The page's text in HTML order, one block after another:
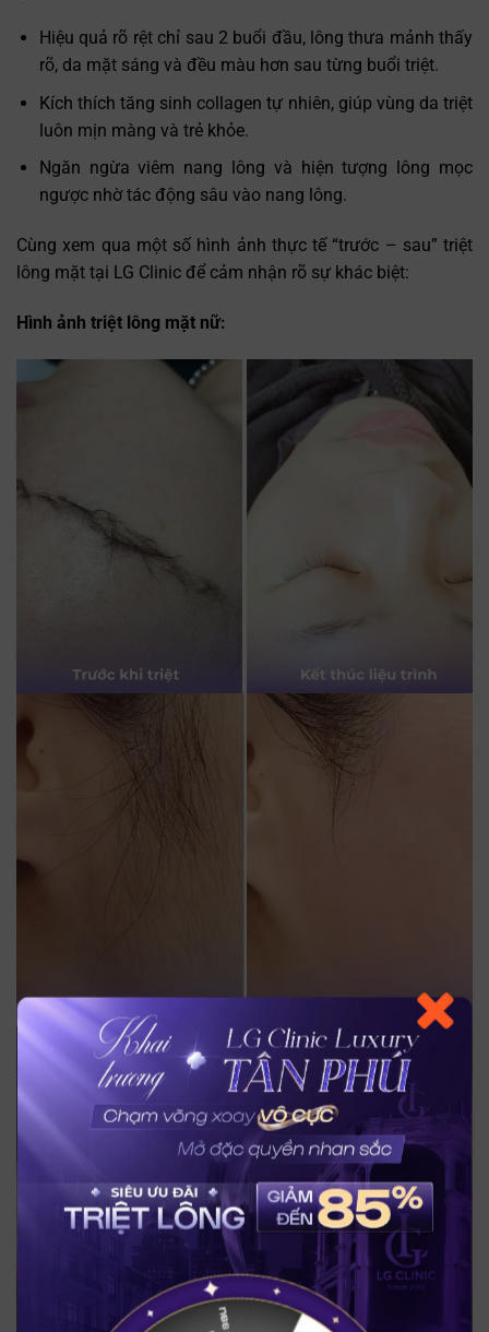
Hiệu quả rõ rệt chỉ sau 2 buổi đầu, lông thưa mảnh thấy
rõ, da mặt sáng và đều màu hơn sau từng buổi triệt.
Kích thích tăng sinh collagen tự nhiên, giúp vùng da triệt
luôn mịn màng và trẻ khỏe.
Ngăn ngừa viêm nang lông và hiện tượng lông mọc
ngược nhờ tác động sâu vào nang lông.
Cùng xem qua một số hình ảnh thực tế “trước – sau” triệt
lông mặt tại LG Clinic để cảm nhận rõ sự khác biệt:
Hình ảnh triệt lông mặt nữ: